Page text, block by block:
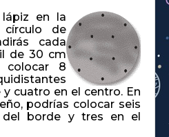
en la
de
cada
de 30 cm
colocar 8
cuatro en el centro. En
podrías colocar seis
del borde y tres en el